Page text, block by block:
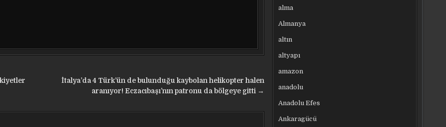
İtalya’da 4 Türk’ün de bulunduğu kaybolan helikopter halen
aranıyor! Eczacıbaşı’nın patronu da bölgeye gitti →
alma
Almanya
altın
altyapı
amazon
anadolu
Anadolu Efes
Ankaragücü